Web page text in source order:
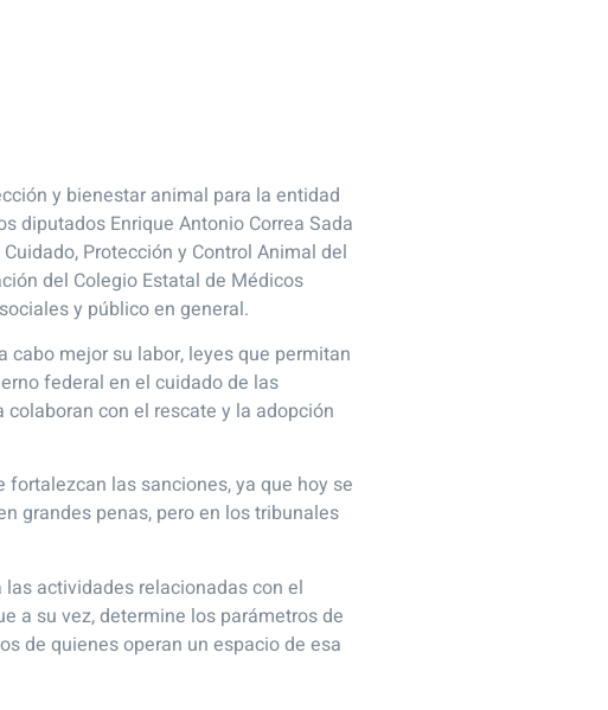
y bienestar animal para la entidad
diputados Enrique Antonio Correa Sada
Protección y Control Animal del
del Colegio Estatal de Médicos
y público en general.
cabo mejor su labor, leyes que permitan
federal en el cuidado de las
con el rescate y la adopción
las sanciones, ya que hoy se
grandes penas, pero en los tribunales
actividades relacionadas con el
a su vez, determine los parámetros de
de quienes operan un espacio de esa